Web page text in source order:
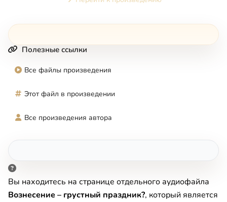
Полезные ссылки
Все файлы произведения
Этот файл в произведении
Все произведения автора
Вы находитесь на странице отдельного аудиофайла
Вознесение – грустный праздник?, который является